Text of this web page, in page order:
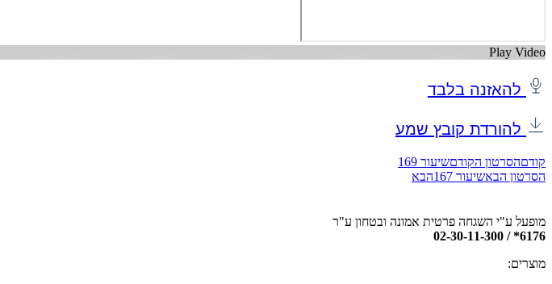
Play Video
להאזנה בלבד
להורדת קובץ שמע
קודםהסרטון הקודםשיעור 169
הסרטון הבאשיעור 167 הבא
מופעל ע"י השגחה פרטית אמונה ובטחון ע"ר
6176* / 02-30-11-300
מוצרים: